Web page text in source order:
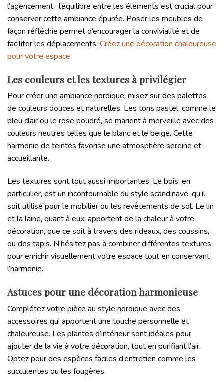
l’agencement : l’équilibre entre les éléments est crucial pour
conserver cette ambiance épurée. Poser les meubles de
façon réfléchie permet d’encourager la convivialité et de
faciliter les déplacements. Créez une décoration chaleureuse
pour votre espace
Les couleurs et les textures à privilégier
Pour créer une ambiance nordique, misez sur des palettes
de couleurs douces et naturelles. Les tons pastel, comme le
bleu clair ou le rose poudré, se marient à merveille avec des
couleurs neutres telles que le blanc et le beige. Cette
harmonie de teintes favorise une atmosphère sereine et
accueillante.
Les textures sont tout aussi importantes. Le bois, en
particulier, est un incontournable du style scandinave, qu’il
soit utilisé pour le mobilier ou les revêtements de sol. Le lin
et la laine, quant à eux, apportent de la chaleur à votre
décoration, que ce soit à travers des rideaux, des coussins,
ou des tapis. N’hésitez pas à combiner différentes textures
pour enrichir visuellement votre espace tout en conservant
l’harmonie.
Astuces pour une décoration harmonieuse
Complétez votre pièce au style nordique avec des
accessoires qui apportent une touche personnelle et
chaleureuse. Les plantes d’intérieur sont idéales pour
ajouter de la vie à votre décoration, tout en purifiant l’air.
Optez pour des espèces faciles d’entretien comme les
succulentes ou les fougères.